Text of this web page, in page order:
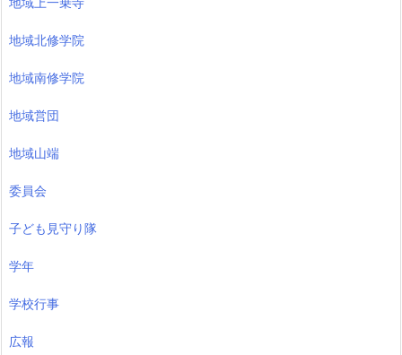
地域北修学院
地域南修学院
地域営団
地域山端
委員会
子ども見守り隊
学年
学校行事
広報